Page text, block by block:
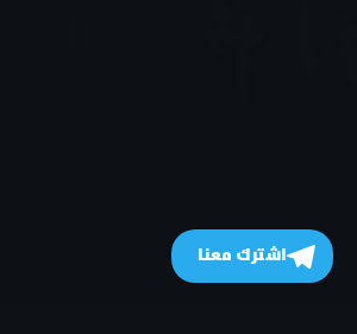
اشترك معنا